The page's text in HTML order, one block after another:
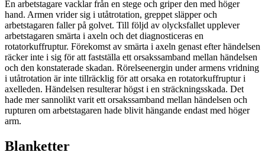
En arbetstagare vacklar från en stege och griper den med höger
hand. Armen vrider sig i utåtrotation, greppet släpper och
arbetstagaren faller på golvet. Till följd av olycksfallet upplever
arbetstagaren smärta i axeln och det diagnosticeras en
rotatorkuffruptur. Förekomst av smärta i axeln genast efter händelsen
räcker inte i sig för att fastställa ett orsakssamband mellan händelsen
och den konstaterade skadan. Rörelseenergin under armens vridning
i utåtrotation är inte tillräcklig för att orsaka en rotatorkuffruptur i
axelleden. Händelsen resulterar högst i en sträckningsskada. Det
hade mer sannolikt varit ett orsakssamband mellan händelsen och
rupturen om arbetstagaren hade blivit hängande endast med höger
arm.
Blanketter